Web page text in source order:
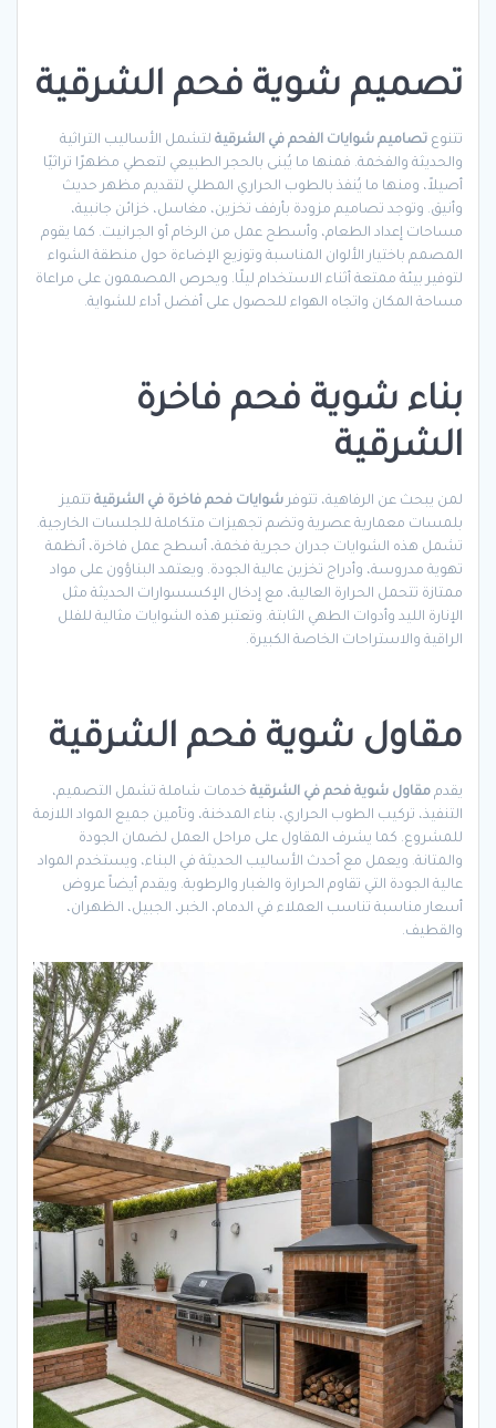
تصميم شوية فحم الشرقية
تتنوع تصاميم شوايات الفحم في الشرقية لتشمل الأساليب التراثية
والحديثة والفخمة. فمنها ما يُبنى بالحجر الطبيعي لتعطي مظهرًا تراثيًا
أصيلاً، ومنها ما يُنفذ بالطوب الحراري المطلي لتقديم مظهر حديث
وأنيق. وتوجد تصاميم مزودة بأرفف تخزين، مغاسل، خزائن جانبية،
مساحات إعداد الطعام، وأسطح عمل من الرخام أو الجرانيت. كما يقوم
المصمم باختيار الألوان المناسبة وتوزيع الإضاءة حول منطقة الشواء
لتوفير بيئة ممتعة أثناء الاستخدام ليلًا. ويحرص المصممون على مراعاة
مساحة المكان واتجاه الهواء للحصول على أفضل أداء للشواية.
بناء شوية فحم فاخرة
الشرقية
لمن يبحث عن الرفاهية، تتوفر شوايات فحم فاخرة في الشرقية تتميز
بلمسات معمارية عصرية وتضم تجهيزات متكاملة للجلسات الخارجية.
تشمل هذه الشوايات جدران حجرية فخمة، أسطح عمل فاخرة، أنظمة
تهوية مدروسة، وأدراج تخزين عالية الجودة. ويعتمد البناؤون على مواد
ممتازة تتحمل الحرارة العالية، مع إدخال الإكسسوارات الحديثة مثل
الإنارة الليد وأدوات الطهي الثابتة. وتعتبر هذه الشوايات مثالية للفلل
الراقية والاستراحات الخاصة الكبيرة.
مقاول شوية فحم الشرقية
يقدم مقاول شوية فحم في الشرقية خدمات شاملة تشمل التصميم،
التنفيذ، تركيب الطوب الحراري، بناء المدخنة، وتأمين جميع المواد اللازمة
للمشروع. كما يشرف المقاول على مراحل العمل لضمان الجودة
والمتانة. ويعمل مع أحدث الأساليب الحديثة في البناء، ويستخدم المواد
عالية الجودة التي تقاوم الحرارة والغبار والرطوبة. ويقدم أيضاً عروض
أسعار مناسبة تناسب العملاء في الدمام، الخبر، الجبيل، الظهران،
والقطيف.